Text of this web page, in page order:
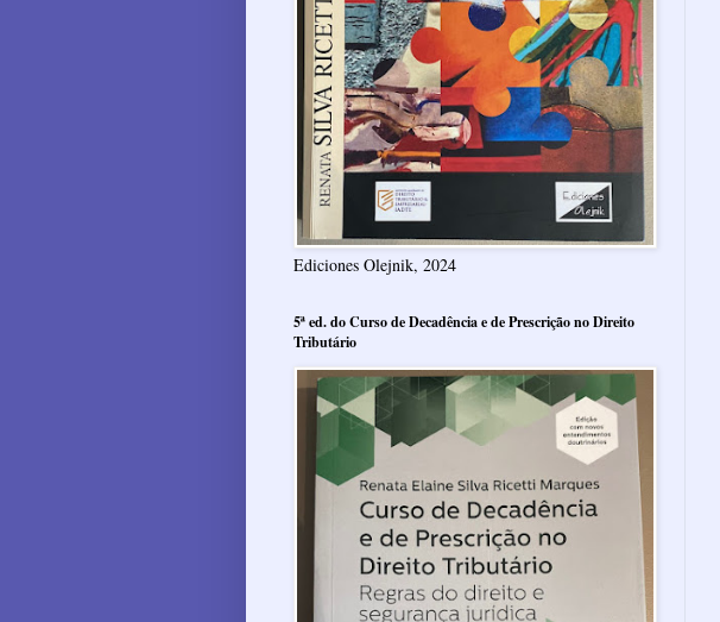
Ediciones Olejnik, 2024
5ª ed. do Curso de Decadência e de Prescrição no Direito
Tributário